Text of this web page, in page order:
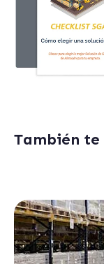
También te